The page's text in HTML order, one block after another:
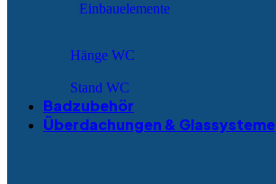
Einbauelemente
Hänge WC
Stand WC
Badzubehör
Überdachungen & Glassysteme